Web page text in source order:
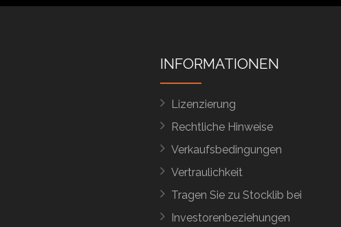
INFORMATIONEN
Lizenzierung
Rechtliche Hinweise
Verkaufsbedingungen
Vertraulichkeit
Tragen Sie zu Stocklib bei
Investorenbeziehungen